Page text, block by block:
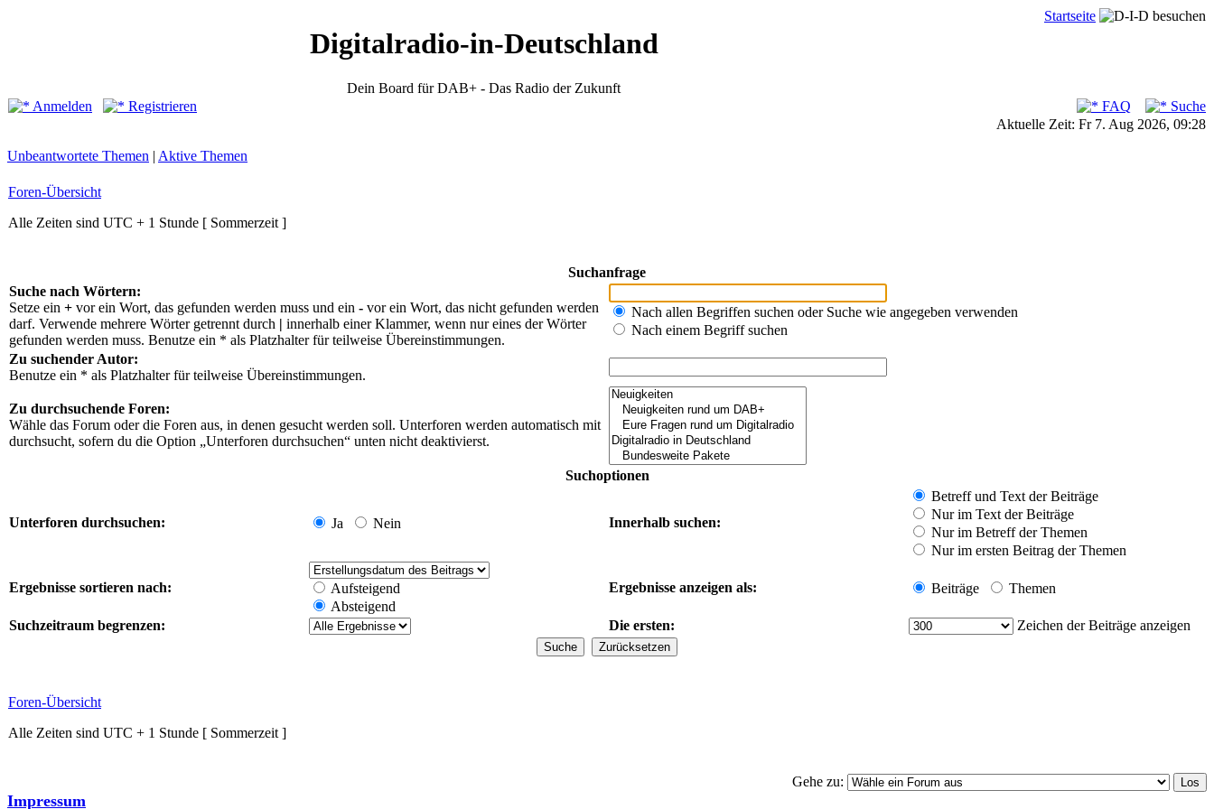
Digitalradio-in-Deutschland
Dein Board für DAB+ - Das Radio der Zukunft
Startseite
Anmelden Registrieren FAQ
Suche
Aktuelle Zeit: Fr 7. Aug 2026, 09:28
Unbeantwortete Themen | Aktive Themen
Foren-Übersicht
Alle Zeiten sind UTC + 1 Stunde [ Sommerzeit ]
Suchanfrage
Suche nach Wörtern:
Setze ein + vor ein Wort, das gefunden werden muss und ein - vor ein Wort, das nicht gefunden werden
darf. Verwende mehrere Wörter getrennt durch | innerhalb einer Klammer, wenn nur eines der Wörter
gefunden werden muss. Benutze ein * als Platzhalter für teilweise Übereinstimmungen.
Nach allen Begriffen suchen oder Suche wie angegeben verwenden
Nach einem Begriff suchen
Zu suchender Autor:
Benutze ein * als Platzhalter für teilweise Übereinstimmungen.
Zu durchsuchende Foren:
Wähle das Forum oder die Foren aus, in denen gesucht werden soll. Unterforen werden automatisch mit
durchsucht, sofern du die Option „Unterforen durchsuchen“ unten nicht deaktivierst.
Suchoptionen
Unterforen durchsuchen: Ja Nein Innerhalb suchen:
Betreff und Text der Beiträge
Nur im Text der Beiträge
Nur im Betreff der Themen
Nur im ersten Beitrag der Themen
Ergebnisse sortieren nach:
Aufsteigend
Absteigend
Ergebnisse anzeigen als: Beiträge Themen
Suchzeitraum begrenzen: Die ersten: Zeichen der Beiträge anzeigen
Foren-Übersicht
Alle Zeiten sind UTC + 1 Stunde [ Sommerzeit ]
Gehe zu:
Impressum